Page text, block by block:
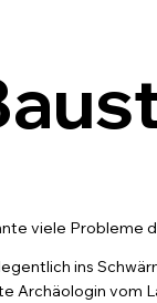
viele Probleme
ins
Archäologin